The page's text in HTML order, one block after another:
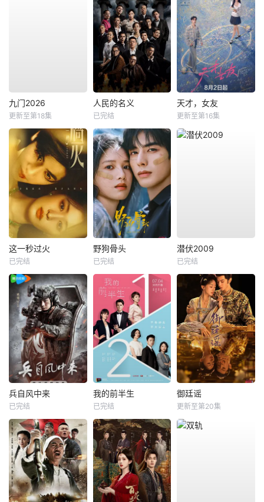
九门2026
更新至第18集
人民的名义
已完结
天才，女友
更新至第16集
这一秒过火
已完结
野狗骨头
已完结
潜伏2009
已完结
兵自风中来
已完结
我的前半生
已完结
御廷谣
更新至第20集